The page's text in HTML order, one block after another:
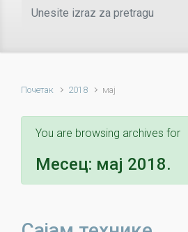
Почетак 2018 мај
You are browsing archives for
Месец: мај 2018.